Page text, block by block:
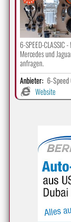
6-SPEED-
Mercedes und
anfragen.
Anbieter: 6-Speed
Website